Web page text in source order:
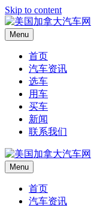
Skip to content
Menu
首页
汽车资讯
选车
用车
买车
新闻
联系我们
Menu
首页
汽车资讯